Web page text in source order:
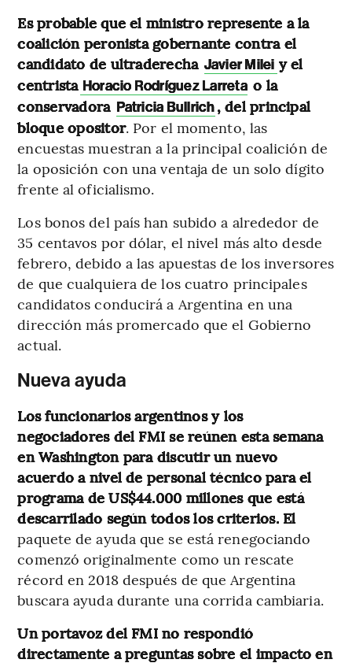
Es probable que el ministro represente a la
coalición peronista gobernante contra el
candidato de ultraderecha Javier Milei y el
centrista Horacio Rodríguez Larreta o la
conservadora Patricia Bullrich, del principal
bloque opositor. Por el momento, las
encuestas muestran a la principal coalición de
la oposición con una ventaja de un solo dígito
frente al oficialismo.
Los bonos del país han subido a alrededor de
35 centavos por dólar, el nivel más alto desde
febrero, debido a las apuestas de los inversores
de que cualquiera de los cuatro principales
candidatos conducirá a Argentina en una
dirección más promercado que el Gobierno
actual.
Nueva ayuda
Los funcionarios argentinos y los
negociadores del FMI se reúnen esta semana
en Washington para discutir un nuevo
acuerdo a nivel de personal técnico para el
programa de US$44.000 millones que está
descarrilado según todos los criterios. El
paquete de ayuda que se está renegociando
comenzó originalmente como un rescate
récord en 2018 después de que Argentina
buscara ayuda durante una corrida cambiaria.
Un portavoz del FMI no respondió
directamente a preguntas sobre el impacto en